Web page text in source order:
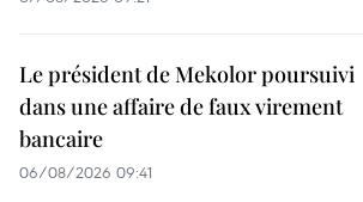
Le président de Mekolor poursuivi
dans une affaire de faux virement
bancaire
06/08/2026 09:41